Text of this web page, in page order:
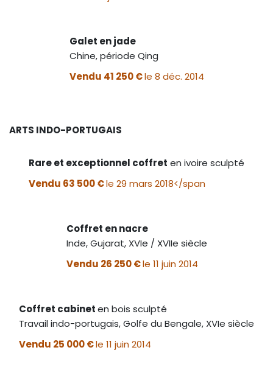
Galet en jade
Chine, période Qing
Vendu 41 250 €le 8 déc. 2014
ARTS INDO-PORTUGAIS
Rare et exceptionnel coffret en ivoire sculpté
Vendu 63 500 €le 29 mars 2018</span
Coffret en nacre
Inde, Gujarat, XVIe / XVIIe siècle
Vendu 26 250 €le 11 juin 2014
Coffret cabineten bois sculpté
Travail indo-portugais, Golfe du Bengale, XVIe siècle
Vendu 25 000 €le 11 juin 2014